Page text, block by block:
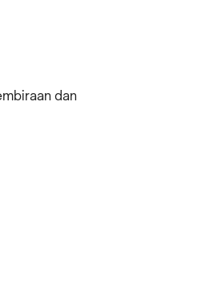
dan